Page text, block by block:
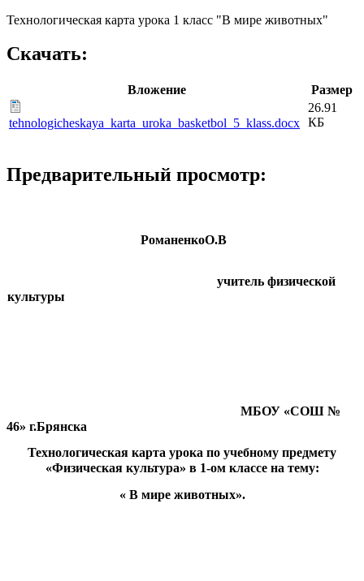
Технологическая карта урока 1 класс "В мире животных"
Скачать:
Вложение Размер
tehnologicheskaya_karta_uroka_basketbol_5_klass.docx
26.91
КБ
Предварительный просмотр:
РоманенкоО.В
учитель физической
культуры
МБОУ «СОШ №
46» г.Брянска
Технологическая карта урока по учебному предмету
«Физическая культура» в 1-ом классе на тему:
« В мире животных».